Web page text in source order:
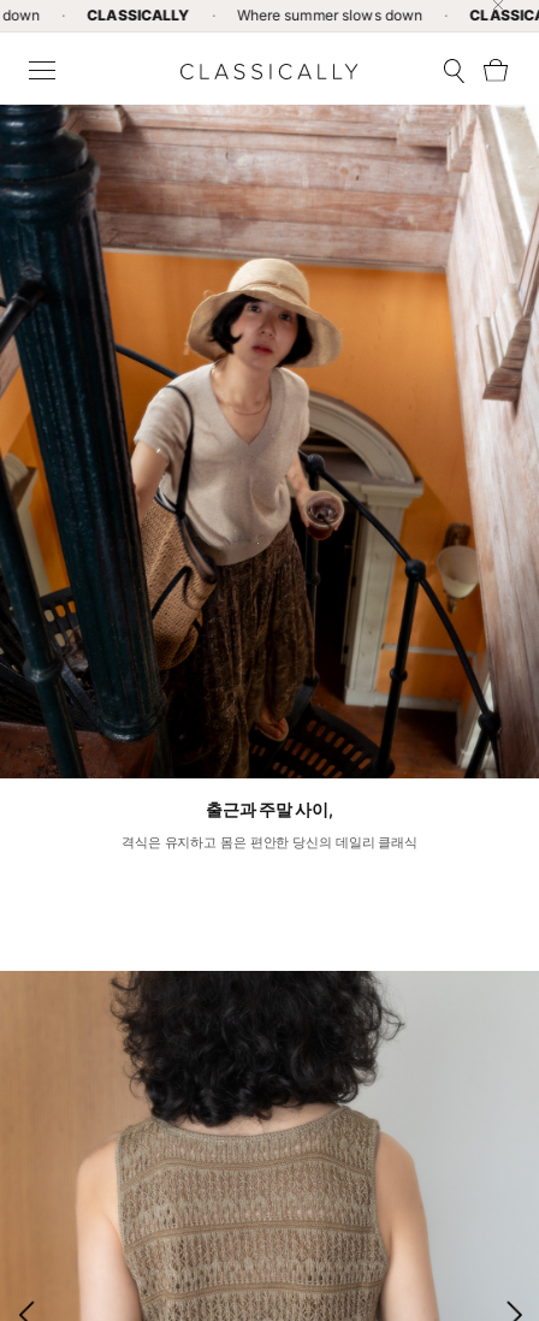
CLASSICALLY · Where summer slows down · CLASSICALLY ·
출근과 주말 사이,
격식은 유지하고 몸은 편안한 당신의 데일리 클래식